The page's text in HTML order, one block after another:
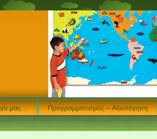
μας…
Προγραμματισμός – Αξιολόγηση